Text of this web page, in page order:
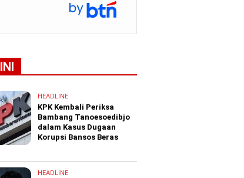
HEADLINE
KPK Kembali Periksa
Bambang Tanoesoedibjo
dalam Kasus Dugaan
Korupsi Bansos Beras
HEADLINE